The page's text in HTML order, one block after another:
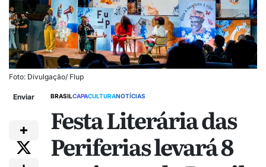
Foto: Divulgação/ Flup
Enviar BRASILCAPACULTURANOTÍCIAS
Festa Literária das
Periferias levará 8